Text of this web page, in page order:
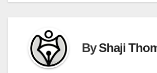
ByShaji